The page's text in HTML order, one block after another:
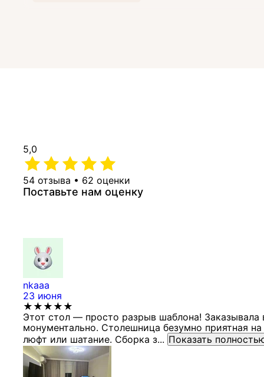
5,0
54 отзыва • 62 оценки
Поставьте нам оценку
nkaaa
23 июня
★★★★★
Этот стол — просто разрыв шаблона! Заказывала
монументально. Столешница безумно приятная
люфт или шатание. Сборка з... Показать